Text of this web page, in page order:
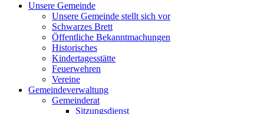
Unsere Gemeinde
Unsere Gemeinde stellt sich vor
Schwarzes Brett
Öffentliche Bekanntmachungen
Historisches
Kindertagesstätte
Feuerwehren
Vereine
Gemeindeverwaltung
Gemeinderat
Sitzungsdienst